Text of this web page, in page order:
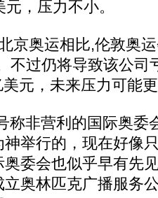
，压力不小。
奥运相比,伦敦奥运
不过仍将导致该公司
元，未来压力可能
非营利的国际奥委
举行的，现在好像
委会也似乎早有先
奥林匹克广播服务